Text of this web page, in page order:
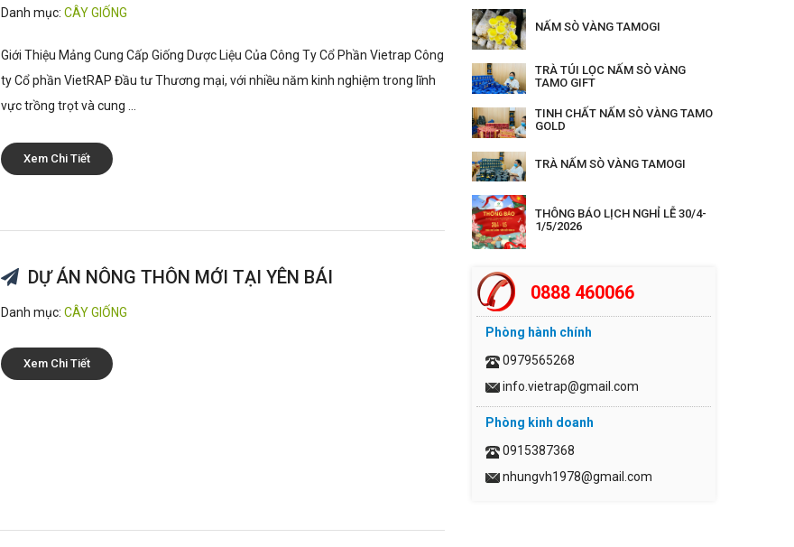
Danh mục: CÂY GIỐNG
Giới Thiệu Mảng Cung Cấp Giống Dược Liệu Của Công Ty Cổ Phần Vietrap Công
ty Cổ phần VietRAP Đầu tư Thương mại, với nhiều năm kinh nghiệm trong lĩnh
vực trồng trọt và cung ...
Xem Chi Tiết
DỰ ÁN NÔNG THÔN MỚI TẠI YÊN BÁI
Danh mục: CÂY GIỐNG
Xem Chi Tiết
NẤM SÒ VÀNG TAMOGI
TRÀ TÚI LỌC NẤM SÒ VÀNG
TAMO GIFT
TINH CHẤT NẤM SÒ VÀNG TAMO
GOLD
TRÀ NẤM SÒ VÀNG TAMOGI
THÔNG BÁO LỊCH NGHỈ LỄ 30/4-
1/5/2026
0888 460066
Phòng hành chính
0979565268
info.vietrap@gmail.com
Phòng kinh doanh
0915387368
nhungvh1978@gmail.com